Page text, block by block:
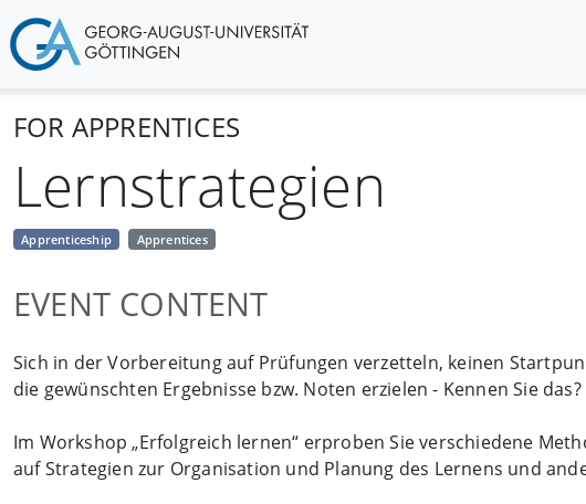
FOR APPRENTICES
Lernstrategien
Apprenticeship Apprentices
EVENT CONTENT
Sich in der Vorbereitung auf Prüfungen verzetteln, keinen
die gewünschten Ergebnisse bzw. Noten erzielen - Kennen Sie das?
Im Workshop „Erfolgreich lernen“ erproben Sie verschiedene
auf Strategien zur Organisation und Planung des Lernens und